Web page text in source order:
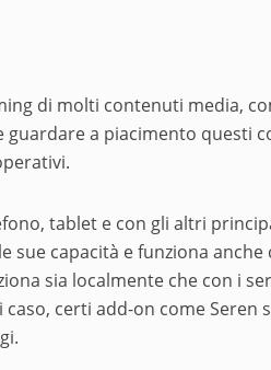
di molti contenuti media,
guardare a piacimento questi
tablet e con gli altri
sue capacità e funziona anche
sia localmente che con i
certi add-on come Seren